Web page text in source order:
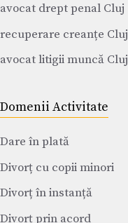
avocat drept penal Cluj
recuperare creanțe Cluj
avocat litigii muncă Cluj
Domenii Activitate
Dare în plată
Divorț cu copii minori
Divorț în instanță
Divorț prin acord